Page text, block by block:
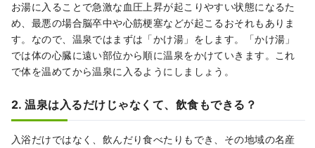
お湯に入ることで急激な血圧上昇が起こりやすい状態になるた
め、最悪の場合脳卒中や心筋梗塞などが起こるおそれもありま
す。なので、温泉ではまずは「かけ湯」をします。「かけ湯」
では体の心臓に遠い部位から順に温泉をかけていきます。これ
で体を温めてから温泉に入るようにしましょう。
2. 温泉は入るだけじゃなくて、飲食もできる？
入浴だけではなく、飲んだり食べたりもでき、その地域の名産